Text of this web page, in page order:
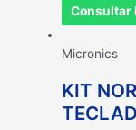
Consultar
Micronics
KIT